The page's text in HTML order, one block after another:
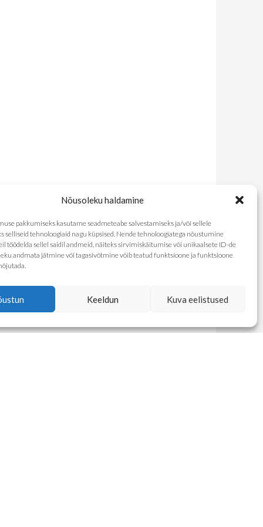
Nõusoleku haldamine
pakkumiseks kasutame seadmeteabe salvestamiseks ja/või sellele
selliseid tehnoloogiaid nagu küpsised. Nende tehnoloogiatega nõustumine
töödelda sellel saidil andmeid, näiteks sirvimiskäitumise või unikaalsete ID-de
andmata jätmine või tagasivõtmine võib teatud funktsioone ja funktsioone
Keeldun Kuva eelistused